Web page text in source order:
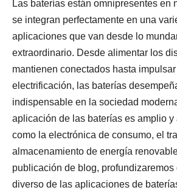
Las baterías están omnipresentes en
se integran perfectamente en una
aplicaciones que van desde lo
extraordinario. Desde alimentar los
mantienen conectados hasta
electrificación, las baterías
indispensable en la sociedad
aplicación de las baterías es amplio y
como la electrónica de consumo, el
almacenamiento de energía
publicación de blog, profundizaremos
diverso de las aplicaciones de